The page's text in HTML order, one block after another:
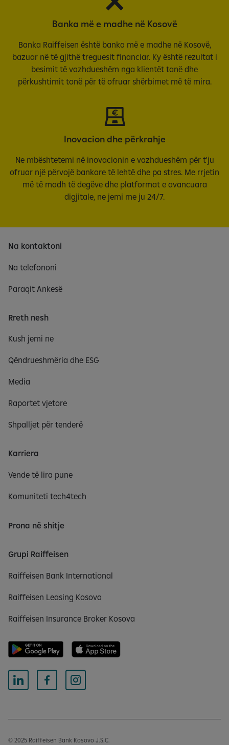
Banka më e madhe në Kosovë
Banka Raiffeisen është banka më e madhe në Kosovë,
bazuar në të gjithë treguesit financiar. Ky është rezultat i
besimit të vazhdueshëm nga klientët tanë dhe
përkushtimit tonë për të ofruar shërbimet më të mira.
Inovacion dhe përkrahje
Ne mbështetemi në inovacionin e vazhdueshëm për t'ju
ofruar një përvojë bankare të lehtë dhe pa stres. Me rrjetin
më të madh të degëve dhe platformat e avancuara
digjitale, ne jemi me ju 24/7.
Na kontaktoni
Na telefononi
Paraqit Ankesë
Rreth nesh
Kush jemi ne
Qëndrueshmëria dhe ESG
Media
Raportet vjetore
Shpalljet për tenderë
Karriera
Vende të lira pune
Komuniteti tech4tech
Prona në shitje
Grupi Raiffeisen
Raiffeisen Bank International
Raiffeisen Leasing Kosova
Raiffeisen Insurance Broker Kosova
© 2025 Raiffeisen Bank Kosovo J.S.C.